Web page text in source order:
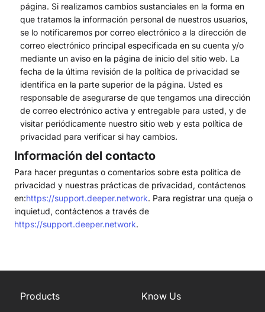
página. Si realizamos cambios sustanciales en la forma en
que tratamos la información personal de nuestros usuarios,
se lo notificaremos por correo electrónico a la dirección de
correo electrónico principal especificada en su cuenta y/o
mediante un aviso en la página de inicio del sitio web. La
fecha de la última revisión de la política de privacidad se
identifica en la parte superior de la página. Usted es
responsable de asegurarse de que tengamos una dirección
de correo electrónico activa y entregable para usted, y de
visitar periódicamente nuestro sitio web y esta política de
privacidad para verificar si hay cambios.
Información del contacto
Para hacer preguntas o comentarios sobre esta política de
privacidad y nuestras prácticas de privacidad, contáctenos
en:https://support.deeper.network. Para registrar una queja o
inquietud, contáctenos a través de
https://support.deeper.network.
Products Know Us